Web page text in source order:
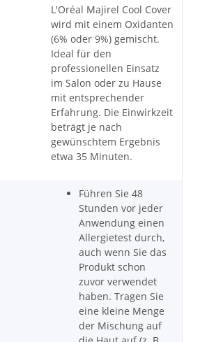
L'Oréal Majirel Cool Cover
wird mit einem Oxidanten
(6% oder 9%) gemischt.
Ideal für den
professionellen Einsatz
im Salon oder zu Hause
mit entsprechender
Erfahrung. Die Einwirkzeit
beträgt je nach
gewünschtem Ergebnis
etwa 35 Minuten.
Führen Sie 48
Stunden vor jeder
Anwendung einen
Allergietest durch,
auch wenn Sie das
Produkt schon
zuvor verwendet
haben. Tragen Sie
eine kleine Menge
der Mischung auf